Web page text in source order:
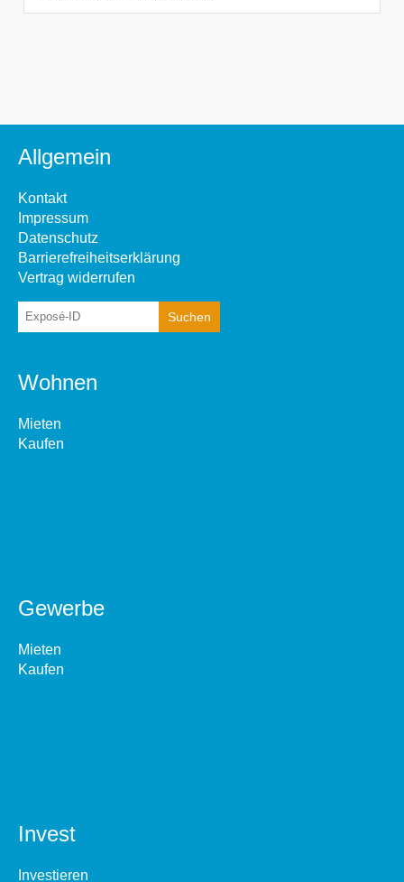
Allgemein
Kontakt
Impressum
Datenschutz
Barrierefreiheitserklärung
Vertrag widerrufen
Wohnen
Mieten
Kaufen
Gewerbe
Mieten
Kaufen
Invest
Investieren